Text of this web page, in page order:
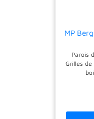
MP
Parois
Grilles